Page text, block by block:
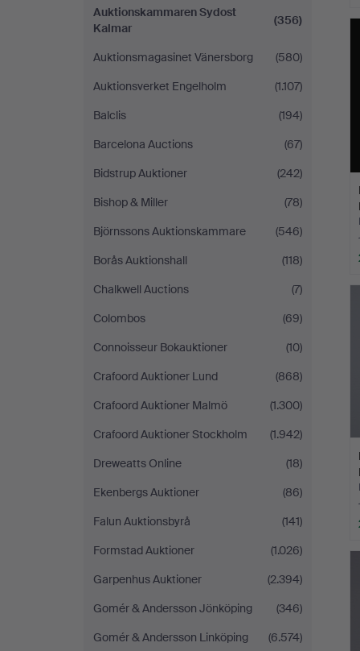
Auktionskammaren Sydost
Kalmar
(356)
Auktionsmagasinet Vänersborg
(580)
Auktionsverket Engelholm
(1.107)
Balclis
(194)
Barcelona Auctions
(67)
Bidstrup Auktioner
(242)
Bishop & Miller
(78)
Björnssons Auktionskammare
(546)
Borås Auktionshall
(118)
Chalkwell Auctions
(7)
Colombos
(69)
Connoisseur Bokauktioner
(10)
Crafoord Auktioner Lund
(868)
Crafoord Auktioner Malmö
(1.300)
Crafoord Auktioner Stockholm
(1.942)
Dreweatts Online
(18)
Ekenbergs Auktioner
(86)
Falun Auktionsbyrå
(141)
Formstad Auktioner
(1.026)
Garpenhus Auktioner
(2.394)
Gomér & Andersson Jönköping
(346)
Gomér & Andersson Linköping
(6.574)